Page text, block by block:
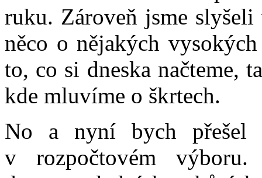
ruku. Zároveň jsme
něco o nějakých
to, co si dneska načteme,
kde mluvíme o škrtech.
No a nyní bych přešel
v rozpočtovém